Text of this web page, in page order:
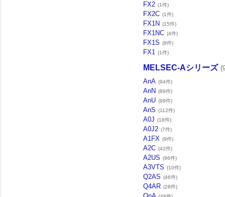
FX2 (1件)
FX2C (1件)
FX1N (15件)
FX1NC (4件)
FX1S (8件)
FX1 (1件)
MELSEC-Aシリーズ
AnA (94件)
AnN (89件)
AnU (99件)
AnS (112件)
A0J (18件)
A0J2 (7件)
A1FX (9件)
A2C (42件)
A2US (96件)
A3VTS (10件)
Q2AS (46件)
Q4AR (28件)